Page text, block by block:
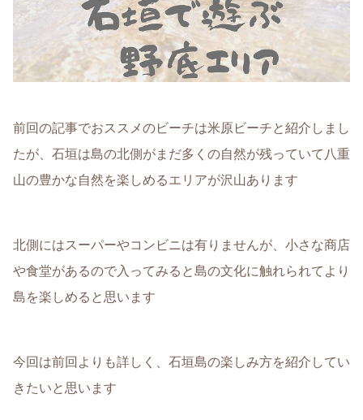
前回の記事でおススメのビーチは米原ビーチと紹介しまし
たが、石垣は島の北側がまだ多くの自然が残っていて八重
山の豊かな自然を楽しめるエリアが沢山あります
北側にはスーパーやコンビニは有りませんが、小さな商店
や食堂があるので入ってみると島の文化に触れられてより
島を楽しめると思います
今回は前回よりも詳しく、石垣島の楽しみ方を紹介してい
きたいと思います